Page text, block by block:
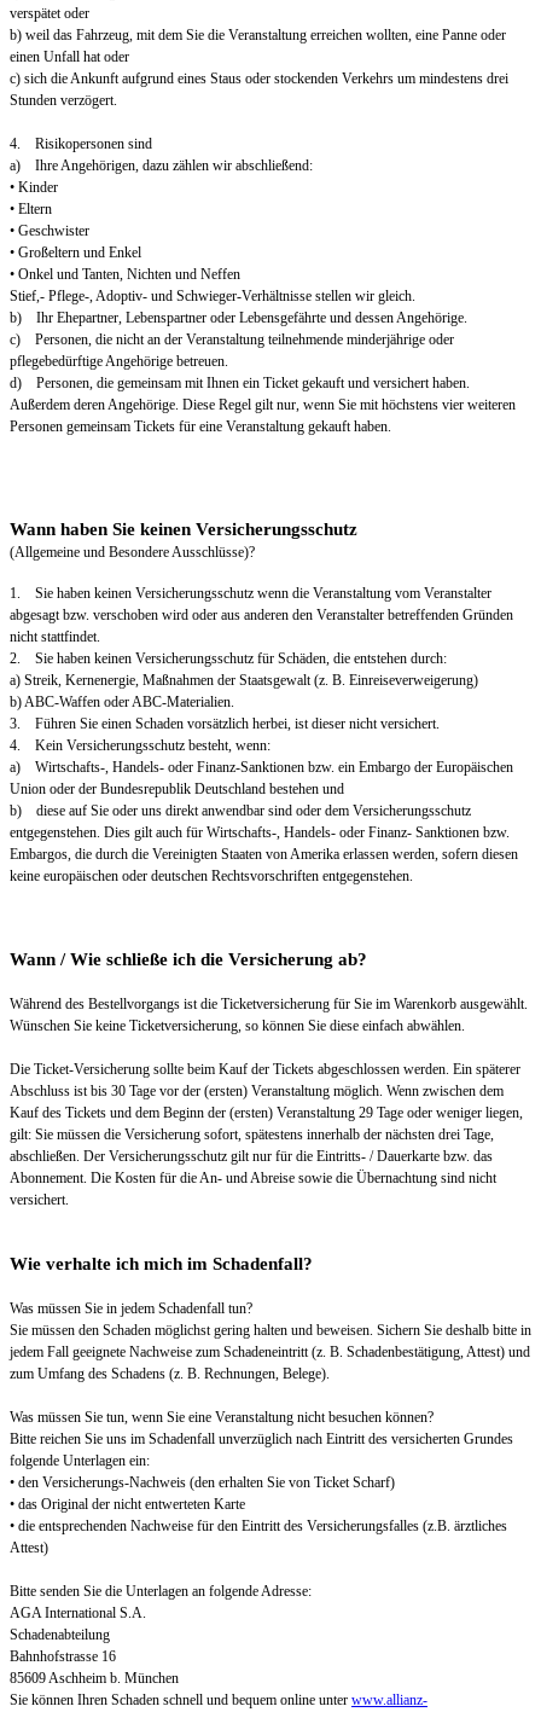
verspätet oder
b) weil das Fahrzeug, mit dem Sie die Veranstaltung erreichen wollten, eine Panne oder
einen Unfall hat oder
c) sich die Ankunft aufgrund eines Staus oder stockenden Verkehrs um mindestens drei
Stunden verzögert.
4. Risikopersonen sind
a) Ihre Angehörigen, dazu zählen wir abschließend:
• Kinder
• Eltern
• Geschwister
• Großeltern und Enkel
• Onkel und Tanten, Nichten und Neffen
Stief,- Pflege-, Adoptiv- und Schwieger-Verhältnisse stellen wir gleich.
b) Ihr Ehepartner, Lebenspartner oder Lebensgefährte und dessen Angehörige.
c) Personen, die nicht an der Veranstaltung teilnehmende minderjährige oder
pflegebedürftige Angehörige betreuen.
d) Personen, die gemeinsam mit Ihnen ein Ticket gekauft und versichert haben.
Außerdem deren Angehörige. Diese Regel gilt nur, wenn Sie mit höchstens vier weiteren
Personen gemeinsam Tickets für eine Veranstaltung gekauft haben.
Wann haben Sie keinen Versicherungsschutz
(Allgemeine und Besondere Ausschlüsse)?
1. Sie haben keinen Versicherungsschutz wenn die Veranstaltung vom Veranstalter
abgesagt bzw. verschoben wird oder aus anderen den Veranstalter betreffenden Gründen
nicht stattfindet.
2. Sie haben keinen Versicherungsschutz für Schäden, die entstehen durch:
a) Streik, Kernenergie, Maßnahmen der Staatsgewalt (z. B. Einreiseverweigerung)
b) ABC-Waffen oder ABC-Materialien.
3. Führen Sie einen Schaden vorsätzlich herbei, ist dieser nicht versichert.
4. Kein Versicherungsschutz besteht, wenn:
a) Wirtschafts-, Handels- oder Finanz-Sanktionen bzw. ein Embargo der Europäischen
Union oder der Bundesrepublik Deutschland bestehen und
b) diese auf Sie oder uns direkt anwendbar sind oder dem Versicherungsschutz
entgegenstehen. Dies gilt auch für Wirtschafts-, Handels- oder Finanz- Sanktionen bzw.
Embargos, die durch die Vereinigten Staaten von Amerika erlassen werden, sofern diesen
keine europäischen oder deutschen Rechtsvorschriften entgegenstehen.
Wann / Wie schließe ich die Versicherung ab?
Während des Bestellvorgangs ist die Ticketversicherung für Sie im Warenkorb ausgewählt.
Wünschen Sie keine Ticketversicherung, so können Sie diese einfach abwählen.
Die Ticket-Versicherung sollte beim Kauf der Tickets abgeschlossen werden. Ein späterer
Abschluss ist bis 30 Tage vor der (ersten) Veranstaltung möglich. Wenn zwischen dem
Kauf des Tickets und dem Beginn der (ersten) Veranstaltung 29 Tage oder weniger liegen,
gilt: Sie müssen die Versicherung sofort, spätestens innerhalb der nächsten drei Tage,
abschließen. Der Versicherungsschutz gilt nur für die Eintritts- / Dauerkarte bzw. das
Abonnement. Die Kosten für die An- und Abreise sowie die Übernachtung sind nicht
versichert.
Wie verhalte ich mich im Schadenfall?
Was müssen Sie in jedem Schadenfall tun?
Sie müssen den Schaden möglichst gering halten und beweisen. Sichern Sie deshalb bitte in
jedem Fall geeignete Nachweise zum Schadeneintritt (z. B. Schadenbestätigung, Attest) und
zum Umfang des Schadens (z. B. Rechnungen, Belege).
Was müssen Sie tun, wenn Sie eine Veranstaltung nicht besuchen können?
Bitte reichen Sie uns im Schadenfall unverzüglich nach Eintritt des versicherten Grundes
folgende Unterlagen ein:
• den Versicherungs-Nachweis (den erhalten Sie von Ticket Scharf)
• das Original der nicht entwerteten Karte
• die entsprechenden Nachweise für den Eintritt des Versicherungsfalles (z.B. ärztliches
Attest)
Bitte senden Sie die Unterlagen an folgende Adresse:
AGA International S.A.
Schadenabteilung
Bahnhofstrasse 16
85609 Aschheim b. München
Sie können Ihren Schaden schnell und bequem online unter www.allianz-